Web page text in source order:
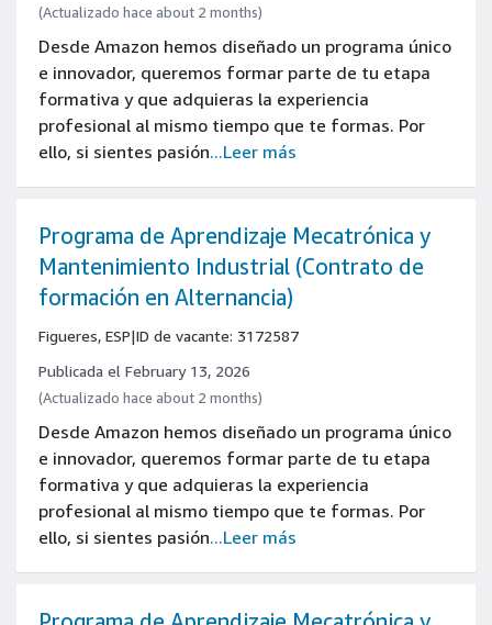
(Actualizado hace about 2 months)
Desde Amazon hemos diseñado un programa único
e innovador, queremos formar parte de tu etapa
formativa y que adquieras la experiencia
profesional al mismo tiempo que te formas. Por
ello, si sientes pasión...Leer más
Programa de Aprendizaje Mecatrónica y
Mantenimiento Industrial (Contrato de
formación en Alternancia)
Figueres, ESP|ID de vacante: 3172587
Publicada el February 13, 2026
(Actualizado hace about 2 months)
Desde Amazon hemos diseñado un programa único
e innovador, queremos formar parte de tu etapa
formativa y que adquieras la experiencia
profesional al mismo tiempo que te formas. Por
ello, si sientes pasión...Leer más